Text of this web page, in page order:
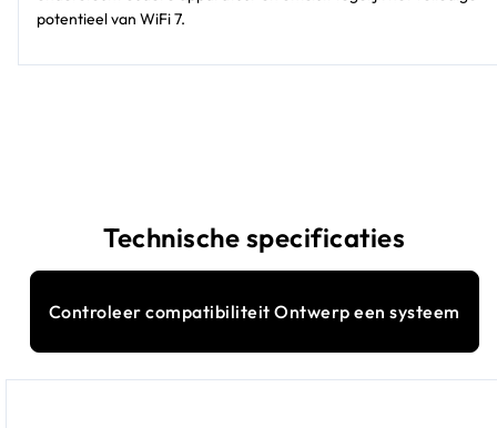
potentieel van WiFi 7.
Technische specificaties
Controleer compatibiliteit Ontwerp een systeem